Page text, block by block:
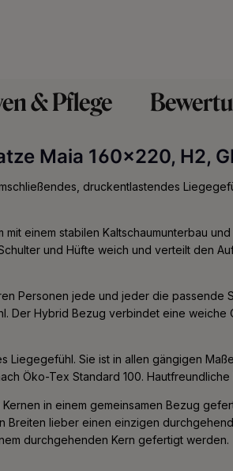
& Pflege
Maia 160x220, H2,
druckentlastendes
einem stabilen Kaltschaumunterbau
und Hüfte weich und verteilt den
Personen jede und jeder die passende
Der Hybrid Bezug verbindet eine
Sie ist in allen gängigen
Öko-Tex Standard 100.
in einem gemeinsamen Bezug
lieber einen einzigen
durchgehenden Kern gefertigt werden.